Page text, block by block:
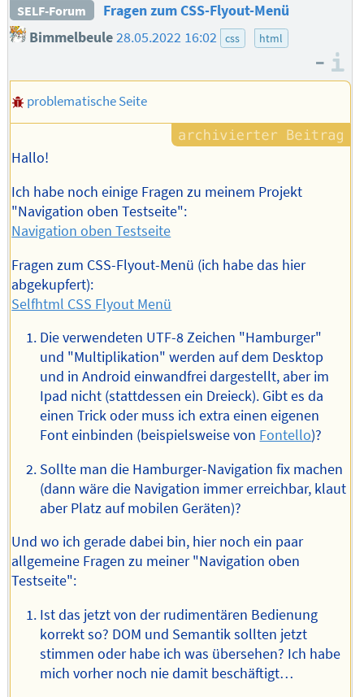
SELF-Forum
Fragen zum CSS-Flyout-Menü
Bimmelbeule 28.05.2022 16:02 css html
–
problematische Seite
Hallo!
Ich habe noch einige Fragen zu meinem Projekt
"Navigation oben Testseite":
Navigation oben Testseite
Fragen zum CSS-Flyout-Menü (ich habe das hier
abgekupfert):
Selfhtml CSS Flyout Menü
Die verwendeten UTF-8 Zeichen "Hamburger"
und "Multiplikation" werden auf dem Desktop
und in Android einwandfrei dargestellt, aber im
Ipad nicht (stattdessen ein Dreieck). Gibt es da
einen Trick oder muss ich extra einen eigenen
Font einbinden (beispielsweise von Fontello)?
Sollte man die Hamburger-Navigation fix machen
(dann wäre die Navigation immer erreichbar, klaut
aber Platz auf mobilen Geräten)?
Und wo ich gerade dabei bin, hier noch ein paar
allgemeine Fragen zu meiner "Navigation oben
Testseite":
Ist das jetzt von der rudimentären Bedienung
korrekt so? DOM und Semantik sollten jetzt
stimmen oder habe ich was übersehen? Ich habe
mich vorher noch nie damit beschäftigt…